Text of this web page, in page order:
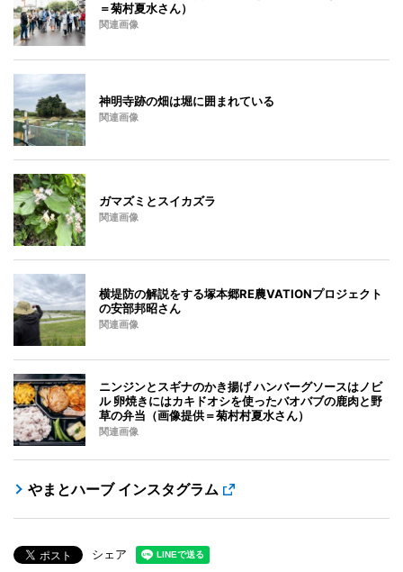
＝菊村夏水さん）
関連画像
神明寺跡の畑は堀に囲まれている
関連画像
ガマズミとスイカズラ
関連画像
横堤防の解説をする塚本郷RE農VATIONプロジェクト
の安部邦昭さん
関連画像
ニンジンとスギナのかき揚げ ハンバーグソースはノビ
ル 卵焼きにはカキドオシを使ったバオバブの鹿肉と野
草の弁当（画像提供＝菊村村夏水さん）
関連画像
やまとハーブ インスタグラム
シェア